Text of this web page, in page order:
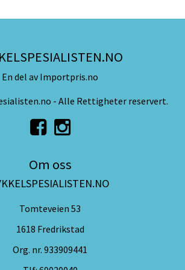
En del av Importpris.no
- Alle Rettigheter reservert.
Om oss
Tomteveien 53
1618 Fredrikstad
Org. nr. 933909441